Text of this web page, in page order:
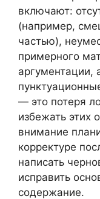
включают:
(например,
частью),
примерного
аргументации,
— это потеря
избежать этих
внимание
корректуре
написать
исправить
содержание.